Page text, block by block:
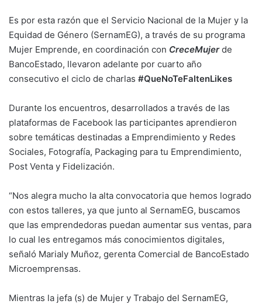
Es por esta razón que el Servicio Nacional de la Mujer y la
Equidad de Género (SernamEG), a través de su programa
Mujer Emprende, en coordinación con CreceMujerde
BancoEstado, llevaron adelante por cuarto año
consecutivo el ciclo de charlas #QueNoTeFaltenLikes
Durante los encuentros, desarrollados a través de las
plataformas de Facebook las participantes aprendieron
sobre temáticas destinadas a Emprendimiento y Redes
Sociales, Fotografía, Packaging para tu Emprendimiento,
Post Venta y Fidelización.
“Nos alegra mucho la alta convocatoria que hemos logrado
con estos talleres, ya que junto al SernamEG, buscamos
que las emprendedoras puedan aumentar sus ventas, para
lo cual les entregamos más conocimientos digitales,
señaló Marialy Muñoz, gerenta Comercial de BancoEstado
Microemprensas.
Mientras la jefa (s) de Mujer y Trabajo del SernamEG,